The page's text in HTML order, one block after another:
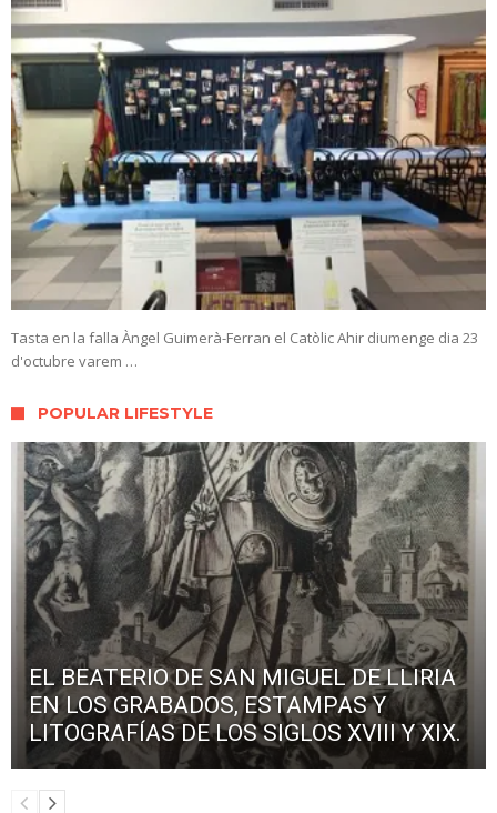
Tasta en la falla Àngel Guimerà-Ferran el Catòlic Ahir diumenge dia 23
d'octubre varem …
POPULAR LIFESTYLE
EL BEATERIO DE SAN MIGUEL DE LLIRIA
EN LOS GRABADOS, ESTAMPAS Y
LITOGRAFÍAS DE LOS SIGLOS XVIII Y XIX.